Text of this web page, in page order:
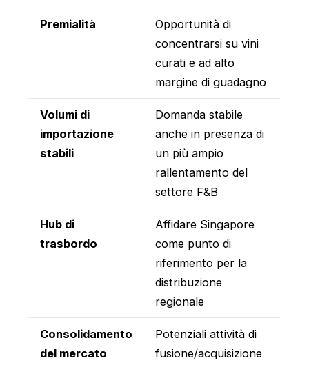
Premialità
Opportunità di
concentrarsi su vini
curati e ad alto
margine di guadagno
Volumi di
importazione
stabili
Domanda stabile
anche in presenza di
un più ampio
rallentamento del
settore F&B
Hub di
trasbordo
Affidare Singapore
come punto di
riferimento per la
distribuzione
regionale
Consolidamento
del mercato
Potenziali attività di
fusione/acquisizione